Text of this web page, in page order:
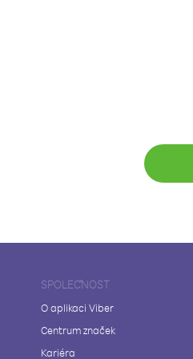
SPOLEČNOST
O aplikaci Viber
Centrum značek
Kariéra